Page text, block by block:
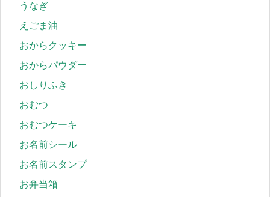
うなぎ
えごま油
おからクッキー
おからパウダー
おしりふき
おむつ
おむつケーキ
お名前シール
お名前スタンプ
お弁当箱